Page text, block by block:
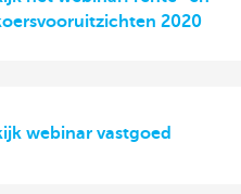
2020
webinar vastgoed